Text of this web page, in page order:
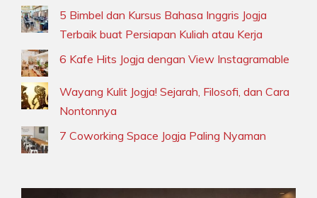
5 Bimbel dan Kursus Bahasa Inggris Jogja
Terbaik buat Persiapan Kuliah atau Kerja
6 Kafe Hits Jogja dengan View Instagramable
Wayang Kulit Jogja! Sejarah, Filosofi, dan Cara
Nontonnya
7 Coworking Space Jogja Paling Nyaman